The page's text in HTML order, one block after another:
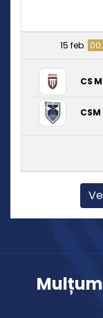
15 feb.
CS